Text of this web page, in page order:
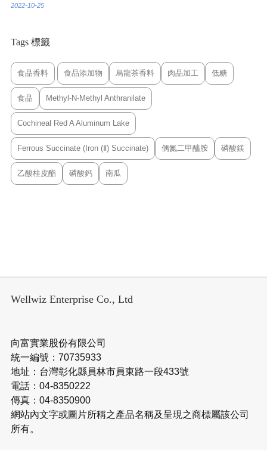
2022-10-25
Tags 標籤
食品香料 食品添加物 烏龍茶香料 肉品加工 低糖
食品 Methyl-N-Methyl Anthranilate
Cochineal Red A Aluminum Lake
Ferrous Succinate (Iron (Ⅱ) Succinate) 偶氮二甲醯胺 磷酸鎂
乙酸桂皮酯 磷酸鈣 南瓜
Wellwiz Enterprise Co., Ltd
向富實業股份有限公司
統一編號：70735933
地址：台灣彰化縣員林市員東路一段433號
電話：04-8350222
傳真：04-8350900
網站內文字或圖片所稱之產品名稱及呈現之商標屬該公司
所有。